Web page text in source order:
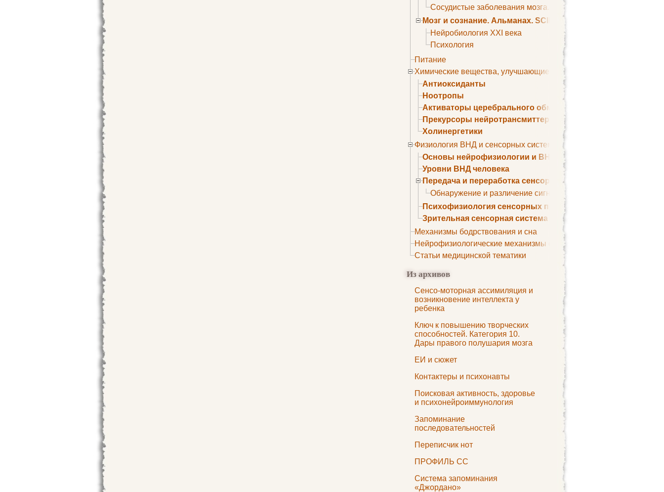
Сосудистые заболевания мозга. Все может начаться с
Мозг и сознание. Альманах. SCIENTIFIC AMERICAN
Нейробиология XXI века
Психология
Питание
Химические вещества, улучшающие умственные способности
Антиоксиданты
Ноотропы
Активаторы церебрального обмена веществ
Прекурсоры нейротрансмиттеров
Холинергетики
Физиология ВНД и сенсорных систем
Основы нейрофизиологии и ВНД
Уровни ВНД человека
Передача и переработка сенсорных сигналов
Обнаружение и различение сигналов. Сенсорная рецепция
Психофизиология сенсорных процессов
Зрительная сенсорная система
Механизмы бодрствования и сна
Нейрофизиологические механизмы сна
Статьи медицинской тематики
Из архивов
Сенсо-моторная ассимиляция и
возникновение интеллекта у
ребенка
Ключ к повышению творческих
способностей. Категория 10.
Дары правого полушария мозга
ЕИ и сюжет
Контактеры и психонавты
Поисковая активность, здоровье
и психонейроиммунология
Запоминание
последовательностей
Переписчик нот
ПРОФИЛЬ СС
Система запоминания
«Джордано»